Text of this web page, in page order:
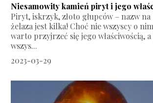
Niesamowity kamień piryt i jego
Piryt, iskrzyk, złoto głupców – nazw
żelaza jest kilka! Choć nie wszyscy o
warto przyjrzeć się jego właściwością,
wszys...
2023-03-29